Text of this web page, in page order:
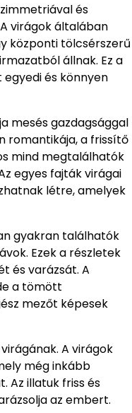
és
virágok általában
központi tölcsérszerű
állnak. Ez a
és könnyen
mesés gazdagsággal
romantikája, a frissítő
mind megtalálhatók
egyes fajták virágai
létre, amelyek
gyakran találhatók
Ezek a részletek
és varázsát. A
a tömött
mezőt képesek
A virágok
még inkább
Az illatuk friss és
az embert.